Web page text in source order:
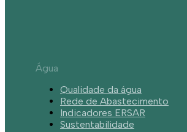
Água
Qualidade da água
Rede de Abastecimento
Indicadores ERSAR
Sustentabilidade